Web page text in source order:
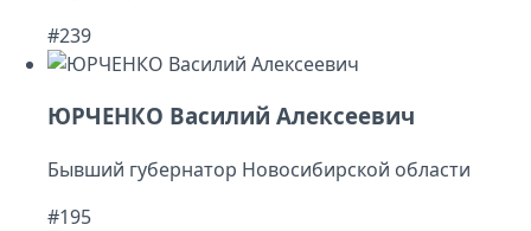
#239
ЮРЧЕНКО Василий Алексеевич
Бывший губернатор Новосибирской области
#195